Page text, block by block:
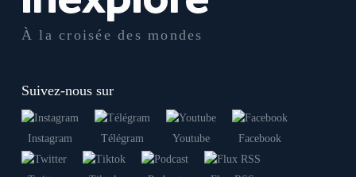
À la croisée des mondes
Suivez-nous sur
Instagram Télégram Youtube Facebook